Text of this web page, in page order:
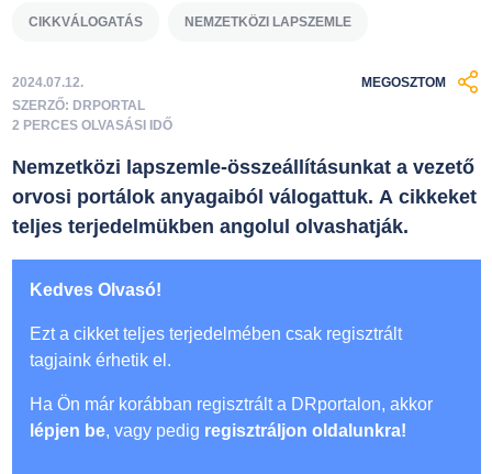
CIKKVÁLOGATÁS NEMZETKÖZI LAPSZEMLE
2024.07.12.
SZERZŐ: DRPORTAL
2 PERCES OLVASÁSI IDŐ
MEGOSZTOM
Nemzetközi lapszemle-összeállításunkat a vezető
orvosi portálok anyagaiból válogattuk. A cikkeket
teljes terjedelmükben angolul olvashatják.
Kedves Olvasó!
Ezt a cikket teljes terjedelmében csak regisztrált
tagjaink érhetik el.
Ha Ön már korábban regisztrált a DRportalon, akkor
lépjen be, vagy pedig regisztráljon oldalunkra!